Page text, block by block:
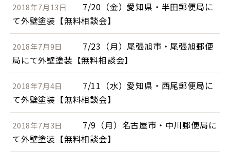
2018年7月13日
7/20（金）愛知県・半田郵便局に
て外壁塗装【無料相談会】
2018年7月9日
7/23（月）尾張旭市・尾張旭郵便
局にて外壁塗装【無料相談会】
2018年7月4日
7/11（水）愛知県・西尾郵便局に
て外壁塗装【無料相談会】
2018年7月3日
7/9（月）名古屋市・中川郵便局に
て外壁塗装【無料相談会】